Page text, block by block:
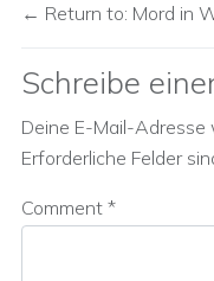
Return to: Mord in
Schreibe
Deine E-Mail-
Erforderliche Felder
Comment *